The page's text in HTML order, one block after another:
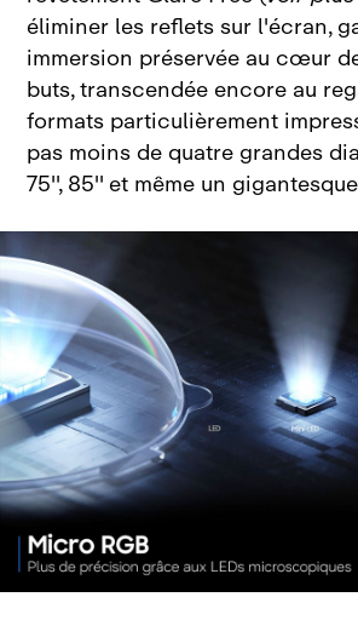
éliminer les reflets sur l'écran,
immersion préservée au cœur
buts, transcendée encore au
formats particulièrement
pas moins de quatre grandes
75'', 85'' et même un